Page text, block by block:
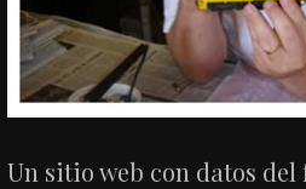
Un sitio web con datos